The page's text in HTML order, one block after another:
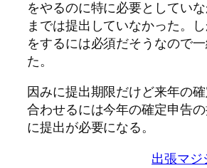
をやるのに特に必要としてい
までは提出していなかった。
をするには必須だそうなので
た。
因みに提出期限だけど来年の
合わせるには今年の確定申告
に提出が必要になる。
出張マジ